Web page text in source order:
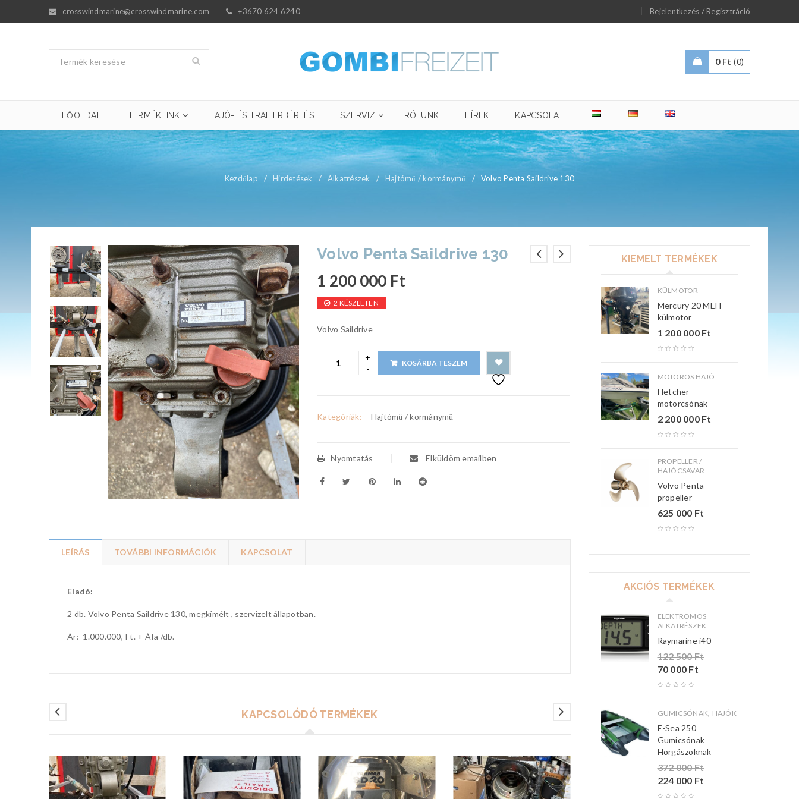
crosswindmarine@crosswindmarine.com +3670 624 6240 Bejelentkezés / Regisztráció
0 Ft 0
FŐOLDAL TERMÉKEINK HAJÓ- ÉS TRAILERBÉRLÉS SZERVIZ RÓLUNK HÍREK KAPCSOLAT
Kezdőlap / Hirdetések / Alkatrészek / Hajtómű / kormánymű / Volvo Penta Saildrive 130
Volvo Penta Saildrive 130
1 200 000 Ft
2 KÉSZLETEN
Volvo Saildrive
KOSÁRBA TESZEM
Kategóriák: Hajtómű / kormánymű
Nyomtatás Elküldöm emailben
LEÍRÁS TOVÁBBI INFORMÁCIÓK KAPCSOLAT
Eladó:
2 db. Volvo Penta Saildrive 130, megkímélt , szervizelt állapotban.
Ár: 1.000.000,-Ft. + Áfa /db.
KAPCSOLÓDÓ TERMÉKEK
KIEMELT TERMÉKEK
KÜLMOTOR
Mercury 20 MEH
külmotor
1 200 000 Ft
MOTOROS HAJÓ
Fletcher
motorcsónak
2 200 000 Ft
PROPELLER /
HAJÓCSAVAR
Volvo Penta
propeller
625 000 Ft
AKCIÓS TERMÉKEK
ELEKTROMOS
ALKATRÉSZEK
Raymarine i40
122 500Ft
70 000 Ft
GUMICSÓNAK, HAJÓK
E-Sea 250
Gumicsónak
Horgászoknak
372 000Ft
224 000 Ft